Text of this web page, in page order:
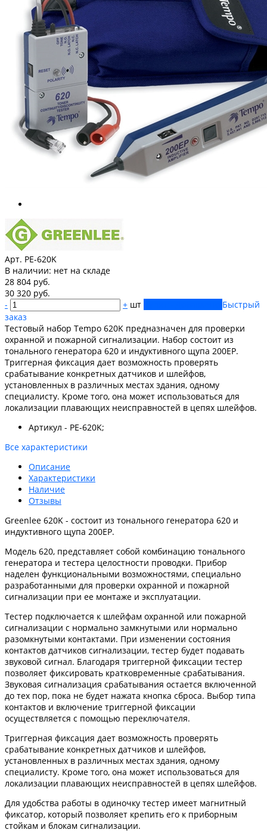
Арт. PE-620K
В наличии: нет на складе
28 804 руб.
30 320 руб.
-
+ шт
Быстрый
заказ
Тестовый набор Tempo 620K предназначен для проверки
охранной и пожарной сигнализации. Набор состоит из
тонального генератора 620 и индуктивного щупа 200EP.
Триггерная фиксация дает возможность проверять
срабатывание конкретных датчиков и шлейфов,
установленных в различных местах здания, одному
специалисту. Кроме того, она может использоваться для
локализации плавающих неисправностей в цепях шлейфов.
Артикул - PE-620K;
Все характеристики
Описание
Характеристики
Наличие
Отзывы
Greenlee 620K - состоит из тонального генератора 620 и
индуктивного щупа 200EP.
Модель 620, представляет собой комбинацию тонального
генератора и тестера целостности проводки. Прибор
наделен функциональными возможностями, специально
разработанными для проверки охранной и пожарной
сигнализации при ее монтаже и эксплуатации.
Тестер подключается к шлейфам охранной или пожарной
сигнализации с нормально замкнутыми или нормально
разомкнутыми контактами. При изменении состояния
контактов датчиков сигнализации, тестер будет подавать
звуковой сигнал. Благодаря триггерной фиксации тестер
позволяет фиксировать кратковременные срабатывания.
Звуковая сигнализация срабатывания остается включенной
до тех пор, пока не будет нажата кнопка сброса. Выбор типа
контактов и включение триггерной фиксации
осуществляется с помощью переключателя.
Триггерная фиксация дает возможность проверять
срабатывание конкретных датчиков и шлейфов,
установленных в различных местах здания, одному
специалисту. Кроме того, она может использоваться для
локализации плавающих неисправностей в цепях шлейфов.
Для удобства работы в одиночку тестер имеет магнитный
фиксатор, который позволяет крепить его к приборным
стойкам и блокам сигнализации.